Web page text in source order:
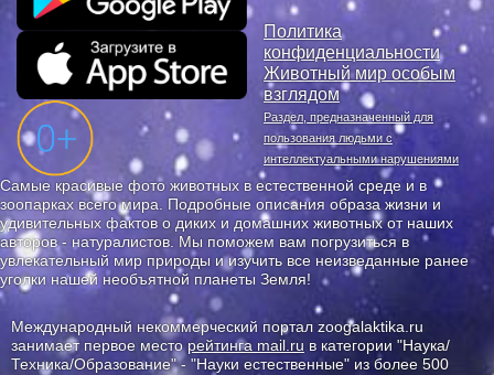
Политика
конфиденциальности
Животный мир особым
взглядом
Раздел, предназначенный для
пользования людьми с
интеллектуальными нарушениями
Самые красивые фото животных в естественной среде и в
зоопарках всего мира. Подробные описания образа жизни и
удивительных фактов о диких и домашних животных от наших
авторов - натуралистов. Мы поможем вам погрузиться в
увлекательный мир природы и изучить все неизведанные ранее
уголки нашей необъятной планеты Земля!
Международный некоммерческий портал zoogalaktika.ru
занимает первое месторейтинга mail.ru в категории "Наука/
Техника/Образование" - "Науки естественные" из более 500